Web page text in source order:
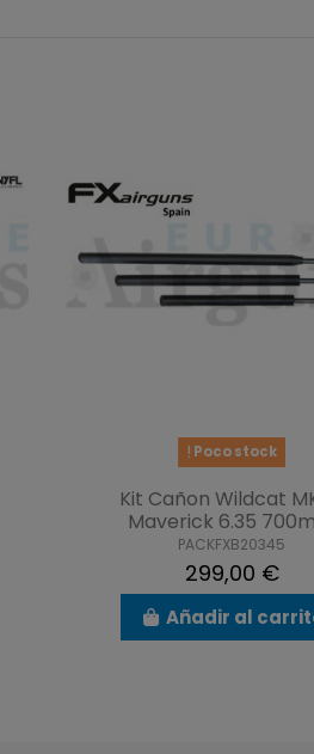
Poco stock
Kit Cañon Wildcat
Maverick 6.35
PACKFXB20345
299,00 €
Añadir al